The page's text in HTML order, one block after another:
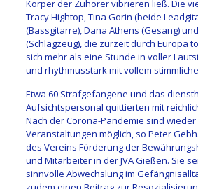
Körper der Zuhörer vibrieren ließ. Die
Tracy Hightop, Tina Gorin (beide
(Bassgitarre), Dana Athens (Gesang)
(Schlagzeug), die zurzeit durch Europa
sich mehr als eine Stunde in voller
und rhythmusstark mit vollem
Etwa 60 Strafgefangene und das
Aufsichtspersonal quittierten mit
Nach der Corona-Pandemie sind
Veranstaltungen möglich, so Peter
des Vereins Förderung der
und Mitarbeiter in der JVA Gießen. Sie
sinnvolle Abwechslung im